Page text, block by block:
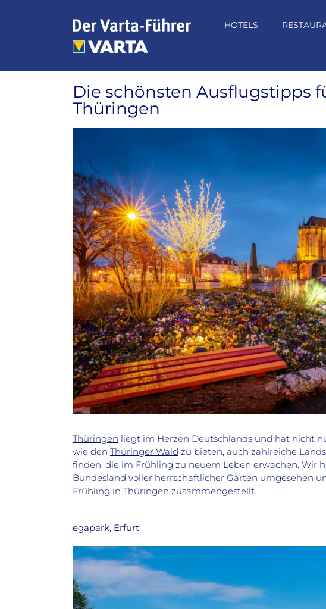
HOTELS
Die schönsten Ausflugstipps
Thüringen
Thüringen liegt im Herzen Deutschlands und hat nicht
wie den Thüringer Wald zu bieten, auch zahlreiche
finden, die im Frühling zu neuem Leben erwachen. Wir
Bundesland voller herrschaftlicher Gärten umgesehen
Frühling in Thüringen zusammengestellt.
egapark, Erfurt